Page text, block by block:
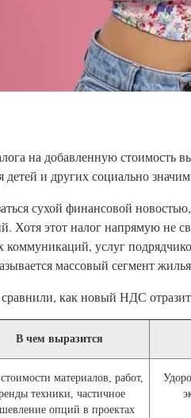
на добавленную стоимость
детей и других социально
сухой финансовой
Хотя этот налог напрямую не
услуг
массовый сегмент
как новый НДС
В чем выразится
материалов, работ,
техники, частичное
опций в проектах